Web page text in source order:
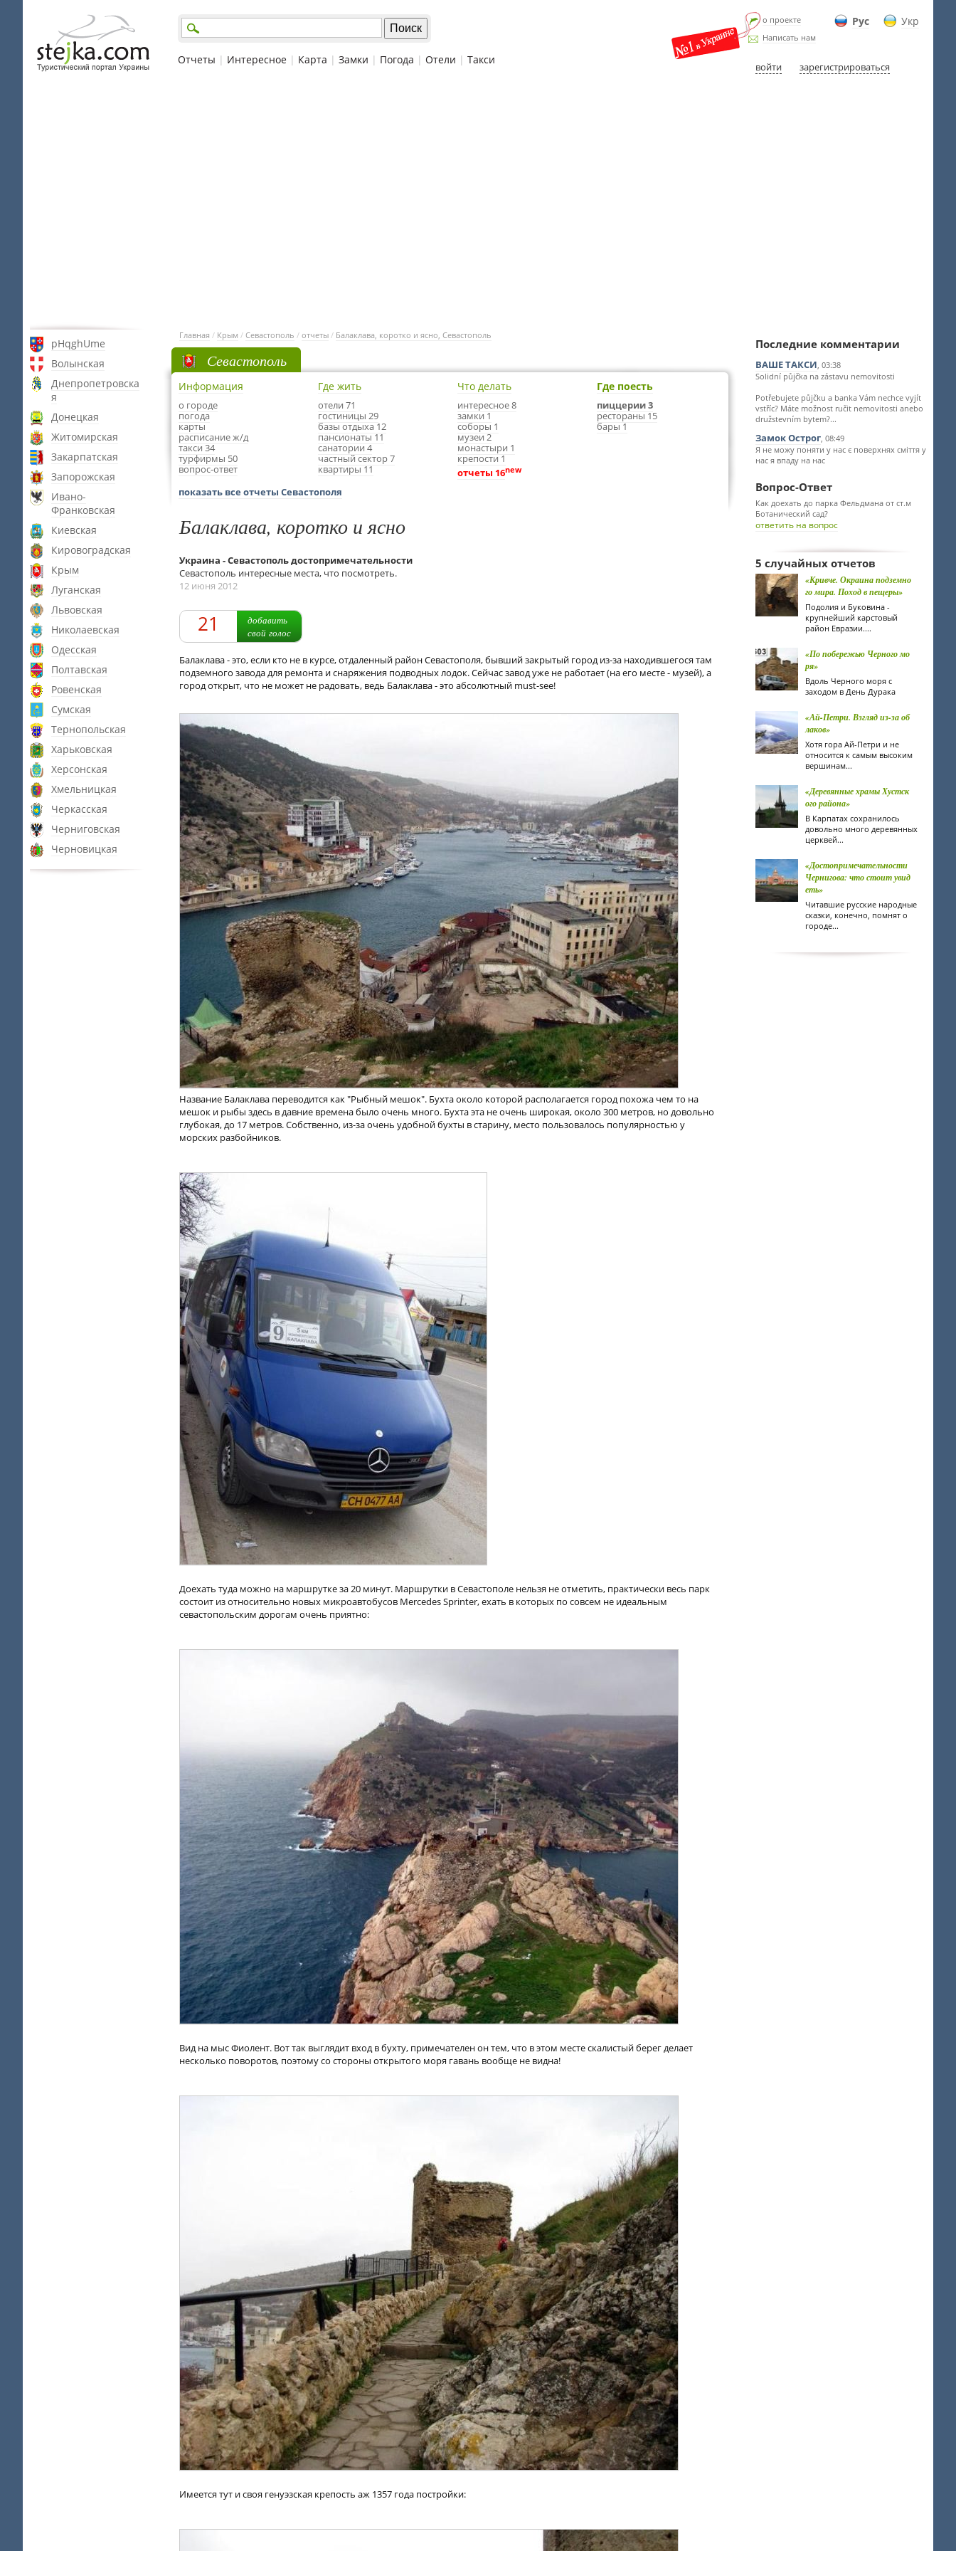
Рус Укр
о проекте
Написать нам
войти зарегистрироваться
Отчеты | Интересное | Карта | Замки | Погода | Отели | Такси
pHqghUme
Волынская
Днепропетровска
я
Донецкая
Житомирская
Закарпатская
Запорожская
Ивано-
Франковская
Киевская
Кировоградская
Крым
Луганская
Львовская
Николаевская
Одесская
Полтавская
Ровенская
Сумская
Тернопольская
Харьковская
Херсонская
Хмельницкая
Черкасская
Черниговская
Черновицкая
Главная / Крым / Севастополь / отчеты / Балаклава, коротко и ясно, Севастополь
Севастополь
Информация
о городе
погода
карты
расписание ж/д
такси 34
турфирмы 50
вопрос-ответ
Где жить
отели 71
гостиницы 29
базы отдыха 12
пансионаты 11
санатории 4
частный сектор 7
квартиры 11
Что делать
интересное 8
замки 1
соборы 1
музеи 2
монастыри 1
крепости 1
отчеты 16new
Где поесть
пиццерии 3
рестораны 15
бары 1
показать все отчеты Севастополя
Балаклава, коротко и ясно
Украина - Севастополь достопримечательности
Севастополь интересные места, что посмотреть.
12 июня 2012
21
добавить
свой голос
Балаклава - это, если кто не в курсе, отдаленный район Севастополя, бывший закрытый город из-за находившегося там
подземного завода для ремонта и снаряжения подводных лодок. Сейчас завод уже не работает (на его месте - музей), а
город открыт, что не может не радовать, ведь Балаклава - это абсолютный must-see!
Название Балаклава переводится как "Рыбный мешок". Бухта около которой располагается город похожа чем то на
мешок и рыбы здесь в давние времена было очень много. Бухта эта не очень широкая, около 300 метров, но довольно
глубокая, до 17 метров. Собственно, из-за очень удобной бухты в старину, место пользовалось популярностью у
морских разбойников.
Доехать туда можно на маршрутке за 20 минут. Маршрутки в Севастополе нельзя не отметить, практически весь парк
состоит из относительно новых микроавтобусов Mercedes Sprinter, ехать в которых по совсем не идеальным
севастопольским дорогам очень приятно:
Вид на мыс Фиолент. Вот так выглядит вход в бухту, примечателен он тем, что в этом месте скалистый берег делает
несколько поворотов, поэтому со стороны открытого моря гавань вообще не видна!
Имеется тут и своя генуэзская крепость аж 1357 года постройки:
Последние комментарии
ВАШЕ ТАКСИ, 03:38
Solidní půjčka na zástavu nemovitosti
Potřebujete půjčku a banka Vám nechce vyjít
vstříc? Máte možnost ručit nemovitosti anebo
družstevním bytem?...
Замок Острог, 08:49
Я не можу поняти у нас є поверхнях сміття у
нас я впаду на нас
Вопрос-Ответ
Как доехать до парка Фельдмана от ст.м
Ботанический сад?
ответить на вопрос
5 случайных отчетов
«Кривче. Окраина подземно
го мира. Поход в пещеры»
Подолия и Буковина -
крупнейший карстовый
район Евразии....
«По побережью Черного мо
ря»
Вдоль Черного моря с
заходом в День Дурака
«Ай-Петри. Взгляд из-за об
лаков»
Хотя гора Ай-Петри и не
относится к самым высоким
вершинам...
«Деревянные храмы Хустск
ого района»
В Карпатах сохранилось
довольно много деревянных
церквей...
«Достопримечательности
Чернигова: что стоит увид
еть»
Читавшие русские народные
сказки, конечно, помнят о
городе...